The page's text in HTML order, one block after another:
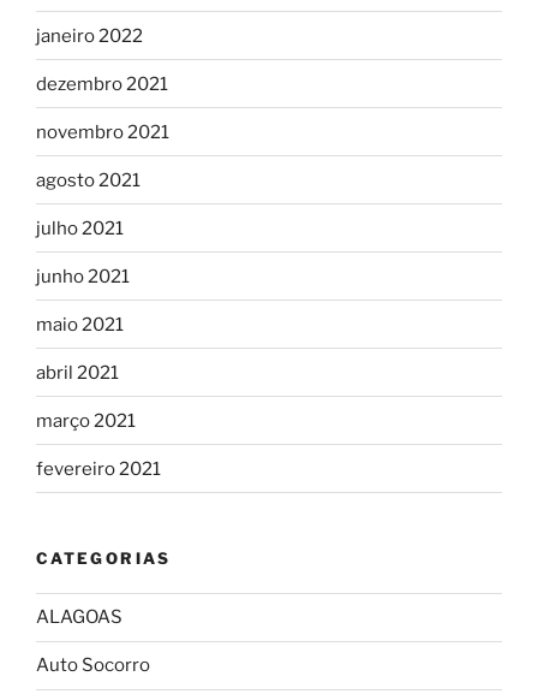
janeiro 2022
dezembro 2021
novembro 2021
agosto 2021
julho 2021
junho 2021
maio 2021
abril 2021
março 2021
fevereiro 2021
CATEGORIAS
ALAGOAS
Auto Socorro